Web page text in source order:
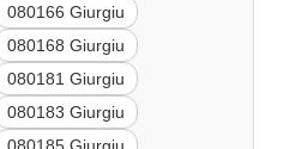
080166 Giurgiu
080168 Giurgiu
080181 Giurgiu
080183 Giurgiu